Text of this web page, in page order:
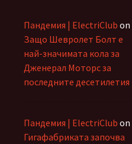
Пандемия | ElectriClub on
Защо Шевролет Болт е
най-значимата кола за
Дженерал Моторс за
последните десетилетия
Пандемия | ElectriClub on
Гигафабриката започва